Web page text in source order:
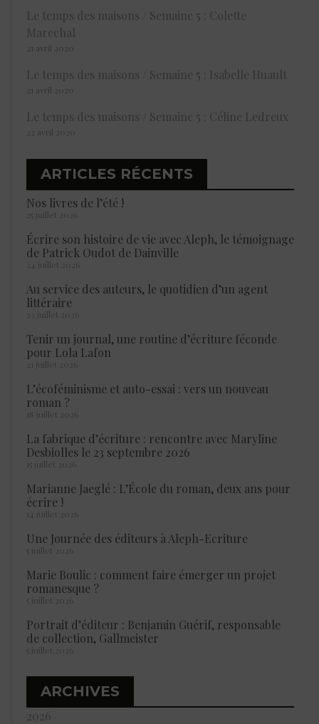
Le temps des maisons / Semaine 5 : Colette
Marechal
21 avril 2020
Le temps des maisons / Semaine 5 : Isabelle Huault
21 avril 2020
Le temps des maisons / Semaine 5 : Céline Ledreux
22 avril 2020
ARTICLES RÉCENTS
Nos livres de l’été !
25 juillet 2026
Écrire son histoire de vie avec Aleph, le témoignage
de Patrick Oudot de Dainville
24 juillet 2026
Au service des auteurs, le quotidien d’un agent
littéraire
23 juillet 2026
Tenir un journal, une routine d’écriture féconde
pour Lola Lafon
21 juillet 2026
L’écoféminisme et auto-essai : vers un nouveau
roman ?
18 juillet 2026
La fabrique d’écriture : rencontre avec Maryline
Desbiolles le 23 septembre 2026
15 juillet 2026
Marianne Jaeglé : L’École du roman, deux ans pour
écrire !
14 juillet 2026
Une Journée des éditeurs à Aleph-Ecriture
5 juillet 2026
Marie Boulic : comment faire émerger un projet
romanesque ?
5 juillet 2026
Portrait d’éditeur : Benjamin Guérif, responsable
de collection, Gallmeister
5 juillet 2026
ARCHIVES
2026